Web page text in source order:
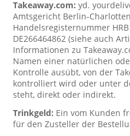
Takeaway.com:yd.
Amtsgericht Berlin-
Handelsregisternummer
DE266464862 (siehe auch
Informationen zu
Namen einer natürlichen
Kontrolle ausübt, von der
kontrolliert wird oder unter
steht, direkt oder indirekt.
Trinkgeld: Ein vom Kunden
für den Zusteller der